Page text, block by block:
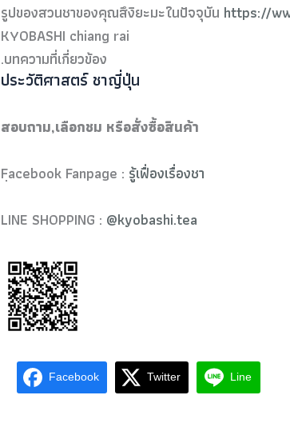
รูปของสวนชาของคุณสึงิยะมะในปัจจุบัน https://
KYOBASHI chiang rai
.บทความที่เกี่ยวข้อง
ประวัติศาสตร์ ชาญี่ปุ่น
สอบถาม,เลือกชม หรือสั่งซื้อสินค้า
Fฺacebook Fanpage : รู้เฟื่องเรื่องชา
LINE SHOPPING : @kyobashi.tea
Facebook Twitter Line